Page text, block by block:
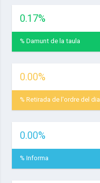
0.17%
% Damunt de la taula
0.00%
% Retirada de l'ordre del dia
0.00%
% Informa